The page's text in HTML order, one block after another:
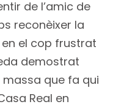
de l’amic de
reconèixer la
el cop frustrat
demostrat
que fa qui
Real en